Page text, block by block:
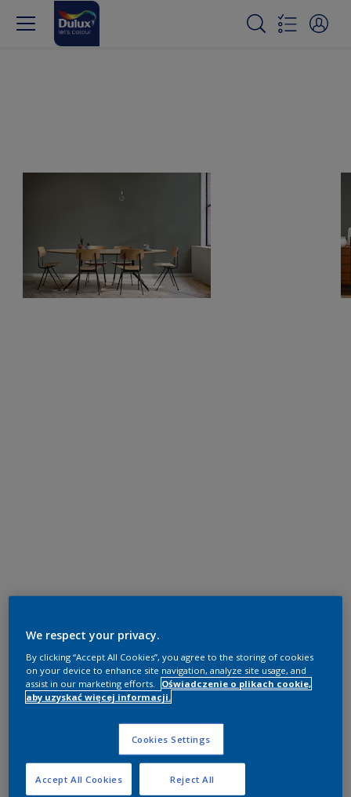
We respect your privacy.
By clicking “Accept All Cookies”, you agree to the storing of cookies
on your device to enhance site navigation, analyze site usage, and
assist in our marketing efforts.
Oświadczenie o plikach cookie,
aby uzyskać więcej informacji.
Cookies Settings
Reject All
Accept All Cookies